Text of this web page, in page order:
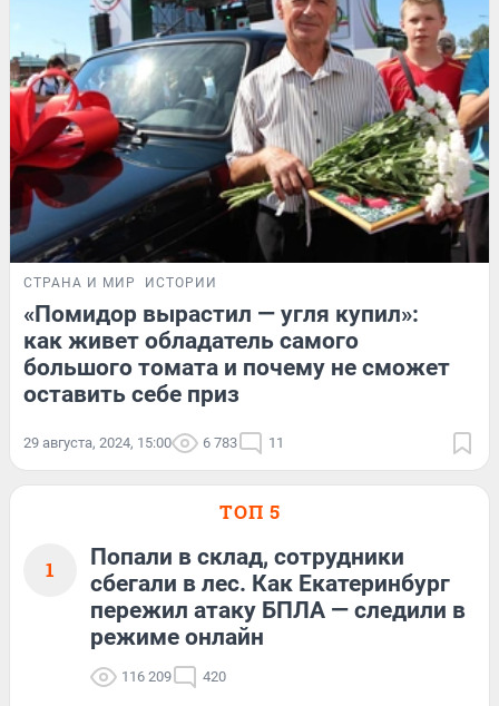
СТРАНА И МИР ИСТОРИИ
«Помидор вырастил — угля купил»:
как живет обладатель самого
большого томата и почему не сможет
оставить себе приз
29 августа, 2024, 15:00 6 783 11
ТОП 5
1
Попали в склад, сотрудники
сбегали в лес. Как Екатеринбург
пережил атаку БПЛА — следили в
режиме онлайн
116 209 420